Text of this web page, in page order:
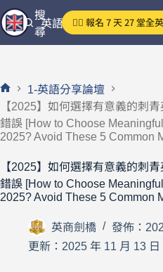
跳
至
主
容
英語分享論壇
搜
尋
👉🏻 報名 7 天 27 堂全
首
頁
1-英語分享論壇
【2025】如何選擇有意義的刺
錯誤 [How to Choose
2025? Avoid These 5 Common
【2025】如何選擇有意義的刺
錯誤 [How to Choose
2025? Avoid These 5 Common
英商劍橋
發佈：
更新：2025 年 11 月 13 日